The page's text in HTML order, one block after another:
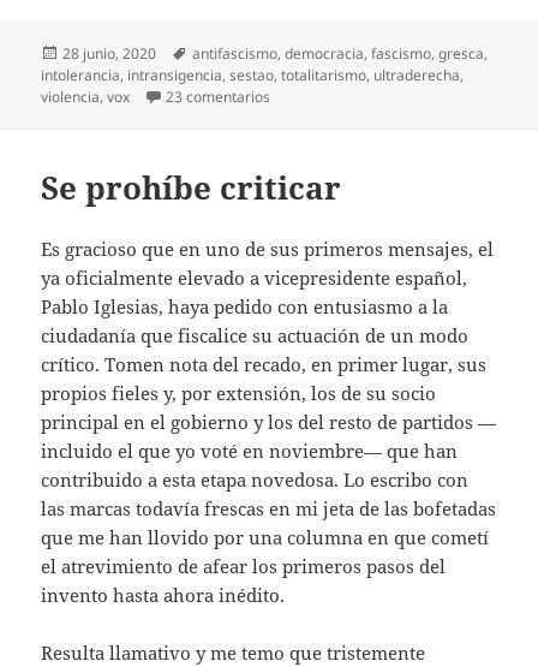
Publicado
el
28 junio, 2020 Etiquetas
antifascismo,democracia,fascismo,gresca,
intolerancia, intransigencia,sestao,totalitarismo, ultraderecha,
violencia,vox 23 comentarios
Se prohíbe criticar
Es gracioso que en uno de sus primeros mensajes, el
ya oficialmente elevado a vicepresidente español,
Pablo Iglesias, haya pedido con entusiasmo a la
ciudadanía que fiscalice su actuación de un modo
crítico. Tomen nota del recado, en primer lugar, sus
propios fieles y, por extensión, los de su socio
principal en el gobierno y los del resto de partidos —
incluido el que yo voté en noviembre— que han
contribuido a esta etapa novedosa. Lo escribo con
las marcas todavía frescas en mi jeta de las bofetadas
que me han llovido por una columna en que cometí
el atrevimiento de afear los primeros pasos del
invento hasta ahora inédito.
Resulta llamativo y me temo que tristemente